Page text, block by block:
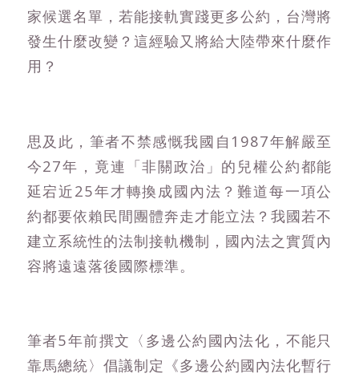
家候選名單，若能接軌實踐更多公約，台灣將
發生什麼改變？這經驗又將給大陸帶來什麼作
用？
思及此，筆者不禁感慨我國自1987年解嚴至
今27年，竟連「非關政治」的兒權公約都能
延宕近25年才轉換成國內法？難道每一項公
約都要依賴民間團體奔走才能立法？我國若不
建立系統性的法制接軌機制，國內法之實質內
容將遠遠落後國際標準。
筆者5年前撰文〈多邊公約國內法化，不能只
靠馬總統〉倡議制定《多邊公約國內法化暫行